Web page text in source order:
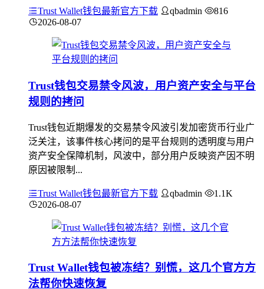
Trust Wallet钱包最新官方下载 qbadmin
816
2026-08-07
Trust钱包交易禁令风波，用户资产安全与平台
规则的拷问
Trust钱包近期爆发的交易禁令风波引发加密货币行业广
泛关注，该事件核心拷问的是平台规则的透明度与用户
资产安全保障机制，风波中，部分用户反映资产因不明
原因被限制...
Trust Wallet钱包最新官方下载 qbadmin
1.1K
2026-08-07
Trust Wallet钱包被冻结？别慌，这几个官方方
法帮你快速恢复